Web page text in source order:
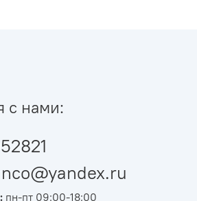
с нами:
пн-пт 09:00-18:00